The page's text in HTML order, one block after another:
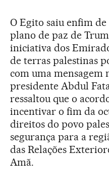
O Egito saiu enfim
plano de paz de
iniciativa dos
de terras palestinas
com uma mensagem
presidente Abdul
ressaltou que o
incentivar o fim da
direitos do povo
segurança para a
das Relações
Amã.